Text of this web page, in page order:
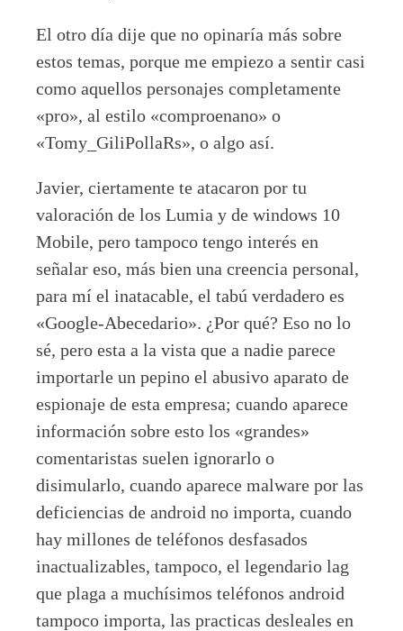
El otro día dije que no opinaría más sobre
estos temas, porque me empiezo a sentir casi
como aquellos personajes completamente
«pro», al estilo «comproenano» o
«Tomy_GiliPollaRs», o algo así.
Javier, ciertamente te atacaron por tu
valoración de los Lumia y de windows 10
Mobile, pero tampoco tengo interés en
señalar eso, más bien una creencia personal,
para mí el inatacable, el tabú verdadero es
«Google-Abecedario». ¿Por qué? Eso no lo
sé, pero esta a la vista que a nadie parece
importarle un pepino el abusivo aparato de
espionaje de esta empresa; cuando aparece
información sobre esto los «grandes»
comentaristas suelen ignorarlo o
disimularlo, cuando aparece malware por las
deficiencias de android no importa, cuando
hay millones de teléfonos desfasados
inactualizables, tampoco, el legendario lag
que plaga a muchísimos teléfonos android
tampoco importa, las practicas desleales en